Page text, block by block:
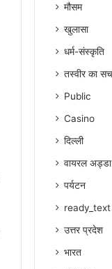
मौसम
खुलासा
धर्म-संस्कृति
तस्वीर का सच
Public
Casino
दिल्ली
वायरल अड्डा
पर्यटन
ready_text
उत्तर प्रदेश
भारत